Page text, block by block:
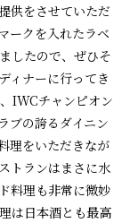
供をさせていただ
ークを入れたラベ
したので、ぜひそ
ィナーに行ってき
IWCチャンピオン
ブの誇るダイニン
理をいただきなが
トランはまさに水
料理も非常に微妙
は日本酒とも最高